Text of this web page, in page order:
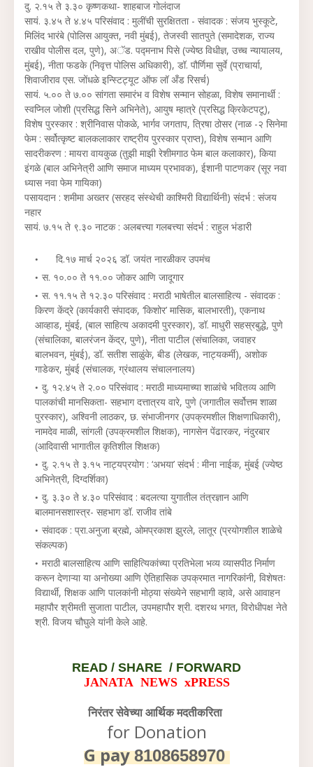
दु. २.१५ ते ३.३० कृष्णकथा- शाहबाज गोलंदाज
सायं. ३.४५ ते ४.४५ परिसंवाद : मुलींची सुरक्षितता - संवादक : संजय भुस्कूटे,
मिलिंद भारंबे (पोलिस आयुक्त, नवी मुंबई), तेजस्वी सातपुते (समादेशक, राज्य
राखीव पोलीस दल, पुणे), अॅड. पद्मनाभ पिसे (ज्येष्ठ विधीज्ञ, उच्च न्यायालय,
मुंबई), नीता फडके (निवृत्त पोलिस अधिकारी), डॉ. पौर्णिमा सुर्वे (प्राचार्या,
शिवाजीराव एस. जोंधळे इन्स्टिट्यूट ऑफ लॉ अँड रिसर्च)
सायं. ५.०० ते ७.०० सांगता समारंभ व विशेष सन्मान सोहळा, विशेष समानार्थी :
स्वप्निल जोशी (प्रसिद्ध सिने अभिनेते), आयुष म्हात्रे (प्रसिद्ध क्रिकेटपटू),
विशेष पुरस्कार : श्रीनिवास पोकळे, भार्गव जगताप, त्रिषा ठोसर (नाळ -२ सिनेमा
फेम : सर्वोत्कृष्ट बालकलाकार राष्ट्रीय पुरस्कार प्राप्त), विशेष सन्मान आणि
सादरीकरण : मायरा वायकुळ (तुझी माझी रेशीमगाठ फेम बाल कलाकार), किया
इंगळे (बाल अभिनेत्री आणि समाज माध्यम प्रभावक), ईशानी पाटणकर (सूर नवा
ध्यास नवा फेम गायिका)
पसायदान : शमीमा अख्तर (सरहद संस्थेची काश्मिरी विद्यार्थिनी) संदर्भ : संजय
नहार
सायं. ७.१५ ते ९.३० नाटक : अलबत्त्या गलबत्त्या संदर्भ : राहुल भंडारी
दि.१७ मार्च २०२६ डॉ. जयंत नारळीकर उपमंच
स. १०.०० ते ११.०० जोकर आणि जादूगार
स. ११.१५ ते १२.३० परिसंवाद : मराठी भाषेतील बालसाहित्य - संवादक :
किरण केंद्रे (कार्यकारी संपादक, ‘किशोर’ मासिक, बालभारती), एकनाथ
आव्हाड, मुंबई, (बाल साहित्य अकादमी पुरस्कार), डॉ. माधुरी सहस्रबुद्धे, पुणे
(संचालिका, बालरंजन केंद्र, पुणे), नीता पाटील (संचालिका, जवाहर
बालभवन, मुंबई), डॉ. सतीश साळुंके, बीड (लेखक, नाट्यकर्मी), अशोक
गाडेकर, मुंबई (संचालक, ग्रंथालय संचालनालय)
दु. १२.४५ ते २.०० परिसंवाद : मराठी माध्यमाच्या शाळांचे भवितव्य आणि
पालकांची मानसिकता- सहभाग दत्तात्रय वारे, पुणे (जगातील सर्वोत्तम शाळा
पुरस्कार), अश्विनी लाठकर, छ. संभाजीनगर (उपक्रमशील शिक्षणाधिकारी),
नामदेव माळी, सांगली (उपक्रमशील शिक्षक), नागसेन पेंढारकर, नंदुरबार
(आदिवासी भागातील कृतिशील शिक्षक)
दु. २.१५ ते ३.१५ नाट्यप्रयोग : ‘अभया’ संदर्भ : मीना नाईक, मुंबई (ज्येष्ठ
अभिनेत्री, दिग्दर्शिका)
दु. ३.३० ते ४.३० परिसंवाद : बदलत्या युगातील तंत्रज्ञान आणि
बालमानसशास्त्र- सहभाग डॉ. राजीव तांबे
संवादक : प्रा.अनुजा ब्रह्मे, ओमप्रकाश झुरले, लातूर (प्रयोगशील शाळेचे
संकल्पक)
मराठी बालसाहित्य आणि साहित्यिकांच्या प्रतिभेला भव्य व्यासपीठ निर्माण
करून देणाऱ्या या अनोख्या आणि ऐतिहासिक उपक्रमात नागरिकांनी, विशेषतः
विद्यार्थी, शिक्षक आणि पालकांनी मोठ्या संख्येने सहभागी व्हावे, असे आवाहन
महापौर श्रीमती सुजाता पाटील, उपमहापौर श्री. दशरथ भगत, विरोधीपक्ष नेते
श्री. विजय चौघुले यांनी केले आहे.
READ / SHARE / FORWARD
JANATA NEWS xPRESS
निरंतर सेवेच्या आर्थिक मदतीकरिता
for Donation
G pay8108658970